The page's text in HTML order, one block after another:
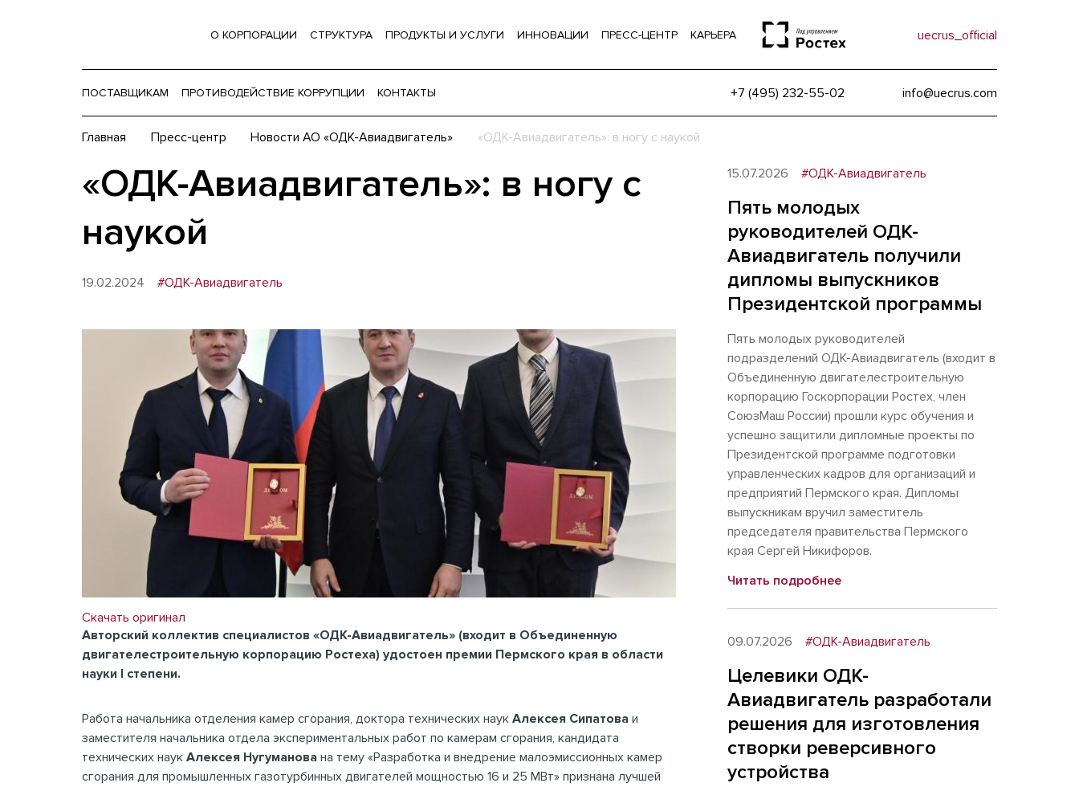
О КОРПОРАЦИИ СТРУКТУРА ПРОДУКТЫ И УСЛУГИ ИННОВАЦИИ ПРЕСС-ЦЕНТР КАРЬЕРА uecrus_official
ПОСТАВЩИКАМ ПРОТИВОДЕЙСТВИЕ КОРРУПЦИИ КОНТАКТЫ +7 (495) 232-55-02 info@uecrus.com
Главная Пресс-центр Новости АО «ОДК-Авиадвигатель» «ОДК-Авиадвигатель»: в ногу с наукой
«ОДК-Авиадвигатель»: в ногу с
наукой
19.02.2024 #ОДК-Авиадвигатель
Скачать оригинал
Авторский коллектив специалистов «ОДК-Авиадвигатель» (входит в Объединенную
двигателестроительную корпорацию Ростеха) удостоен премии Пермского края в области
науки I степени.
Работа начальника отделения камер сгорания, доктора технических наук Алексея Сипатова и
заместителя начальника отдела экспериментальных работ по камерам сгорания, кандидата
технических наук Алексея Нугуманова на тему «Разработка и внедрение малоэмиссионных камер
сгорания для промышленных газотурбинных двигателей мощностью 16 и 25 МВт» признана лучшей
15.07.2026 #ОДК-Авиадвигатель
Пять молодых
руководителей ОДК-
Авиадвигатель получили
дипломы выпускников
Президентской программы
Пять молодых руководителей
подразделений ОДК-Авиадвигатель (входит в
Объединенную двигателестроительную
корпорацию Госкорпорации Ростех, член
СоюзМаш России) прошли курс обучения и
успешно защитили дипломные проекты по
Президентской программе подготовки
управленческих кадров для организаций и
предприятий Пермского края. Дипломы
выпускникам вручил заместитель
председателя правительства Пермского
края Сергей Никифоров.
Читать подробнее
09.07.2026 #ОДК-Авиадвигатель
Целевики ОДК-
Авиадвигатель разработали
решения для изготовления
створки реверсивного
устройства